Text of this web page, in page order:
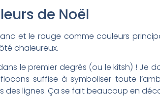
de Noël
et le rouge comme couleurs
chaleureux.
le premier degrés (ou le kitsh) !
suffise à symboliser toute
des lignes. Ça se fait beaucoup en